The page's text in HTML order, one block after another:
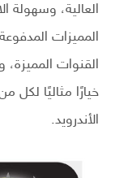
العالية، وسهولة
المميزات
القنوات
خيارًا مثاليًا
الأندرويد.